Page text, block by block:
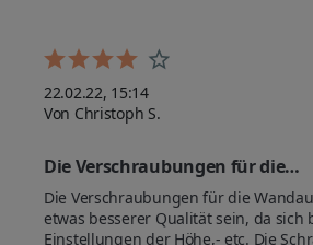
22.02.22, 15:14
Von Christoph S.
Die Verschraubungen für die…
Die Verschraubungen für die
etwas besserer Qualität sein, da sich
Einstellungen der Höhe,- etc. Die